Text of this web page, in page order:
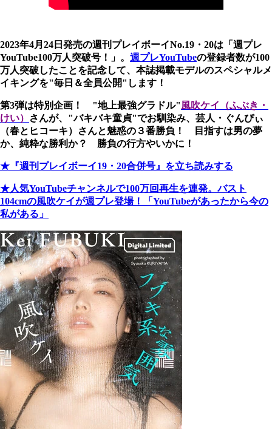
2023年4月24日発売の週刊プレイボーイNo.19・20は「週プレ
YouTube100万人突破号！」。 週プレYouTubeの登録者数が100
万人突破したことを記念して、本誌掲載モデルのスペシャルメ
イキングを"毎日＆全員公開"します！
第3弾は特別企画！ "地上最強グラドル"風吹ケイ（ふぶき・
けい）
さんが、"バキバキ童貞"でお馴染み、芸人・ぐんぴぃ
（春とヒコーキ）さんと魅惑の３番勝負！ 目指すは男の夢
か、純粋な勝利か？ 勝負の行方やいかに！
★『週刊プレイボーイ19・20合併号』を立ち読みする
★人気YouTubeチャンネルで100万回再生を連発。バスト
104cmの風吹ケイが週プレ登場！「YouTubeがあったから今の
私がある」